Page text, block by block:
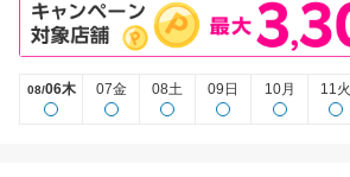
08/06木 07金 08土 09日 10月 11火